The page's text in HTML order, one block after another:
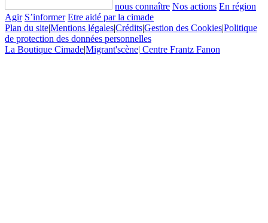
nous connaître Nos actions En région
Agir S’informer Etre aidé par la cimade
Plan du site|Mentions légales|Crédits|Gestion des Cookies|Politique
de protection des données personnelles
La Boutique Cimade|Migrant'scène| Centre Frantz Fanon